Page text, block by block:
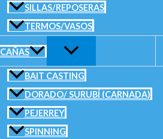
SILLAS/REPOSERAS
TERMOS/VASOS
CAÑAS
BAIT CASTING
DORADO/ SURUBÍ (CARNADA)
PEJERREY
SPINNING